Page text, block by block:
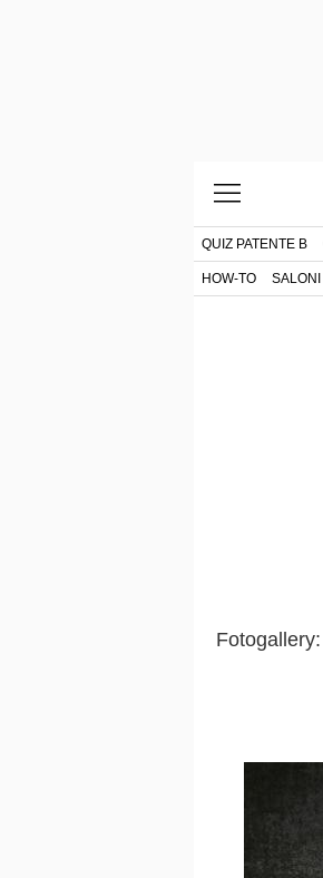
QUIZ PATENTE B
HOW-TO SALONI